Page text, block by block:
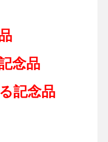
念品
記念品